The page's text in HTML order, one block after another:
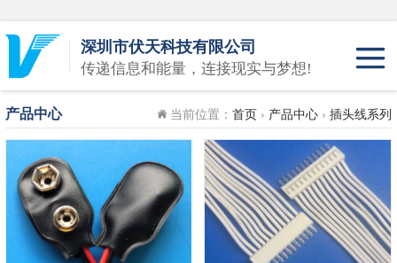
深圳市伏天科技有限公司
传递信息和能量，连接现实与梦想!
产品中心 当前位置： 首页 › 产品中心 › 插头线系列
JST系列
Molex系列
AMP系列
KET系列